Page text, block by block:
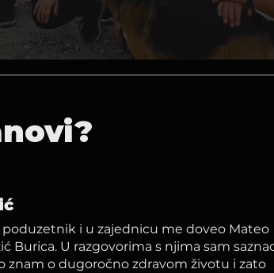
poduzetnik i u zajednicu me doveo Mateo
Burica. U razgovorima s njima sam
znam o dugoročno zdravom životu i zato